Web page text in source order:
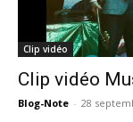
Clip vidéo
Clip vidéo
Blog-Note - 28